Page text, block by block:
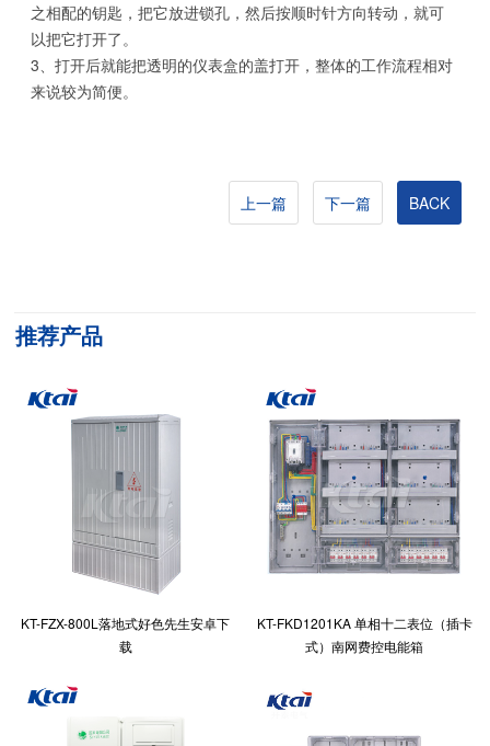
之相配的钥匙，把它放进锁孔 ，然后按顺时针方向转动，就可
以把它打开了。
3、打开后就能把透明的仪表盒的盖打开 ，整体的工作流程相对
来说较为简便。
上一篇 下一篇 BACK
推荐产品
KT-FZX-800L落地式好色先生安卓下
载
KT-FKD1201KA 单相十二表位（插卡
式）南网费控电能箱